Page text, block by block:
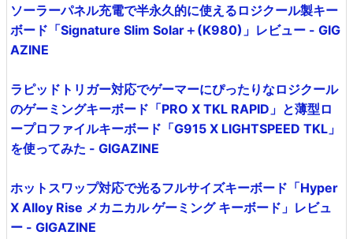
ソーラーパネル充電で半永久的に使えるロジクール製キー
ボード「Signature Slim Solar＋(K980)」レビュー - GIG
AZINE
ラピッドトリガー対応でゲーマーにぴったりなロジクール
のゲーミングキーボード「PRO X TKL RAPID」と薄型ロ
ープロファイルキーボード「G915 X LIGHTSPEED TKL」
を使ってみた - GIGAZINE
ホットスワップ対応で光るフルサイズキーボード「Hyper
X Alloy Rise メカニカル ゲーミング キーボード」レビュ
ー - GIGAZINE